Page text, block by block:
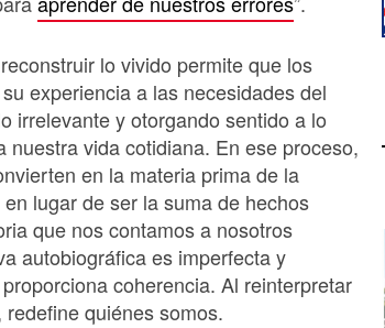
lo vivido permite que los
experiencia a las necesidades del
irrelevante y otorgando sentido a lo
nuestra vida cotidiana. En ese proceso,
en la materia prima de la
lugar de ser la suma de hechos
que nos contamos a nosotros
autobiográfica es imperfecta y
coherencia. Al reinterpretar
quiénes somos.